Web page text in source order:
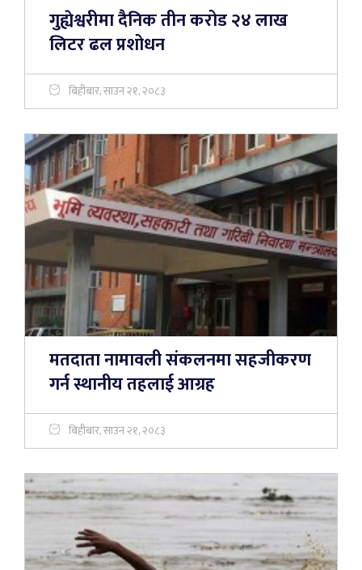
गुह्येश्वरीमा दैनिक तीन करोड २४ लाख
लिटर ढल प्रशोधन
बिहीबार, साउन २१, २०८३
मतदाता नामावली संकलनमा सहजीकरण
गर्न स्थानीय तहलाई आग्रह
बिहीबार, साउन २१, २०८३